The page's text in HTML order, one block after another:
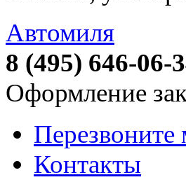
Автомиля
8 (495) 646-06-
Оформление
Перезвоните
Контакты